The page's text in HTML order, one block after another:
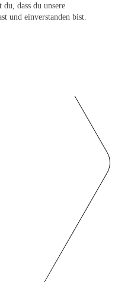
dass du unsere
und einverstanden bist.